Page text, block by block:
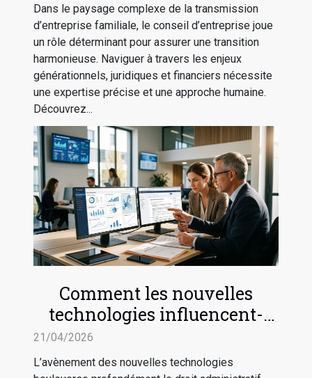
Dans le paysage complexe de la transmission
d’entreprise familiale, le conseil d’entreprise joue
un rôle déterminant pour assurer une transition
harmonieuse. Naviguer à travers les enjeux
générationnels, juridiques et financiers nécessite
une expertise précise et une approche humaine.
Découvrez...
Comment les nouvelles
technologies influencent-
elles le droit administratif ?
21/04/2026
L’avènement des nouvelles technologies